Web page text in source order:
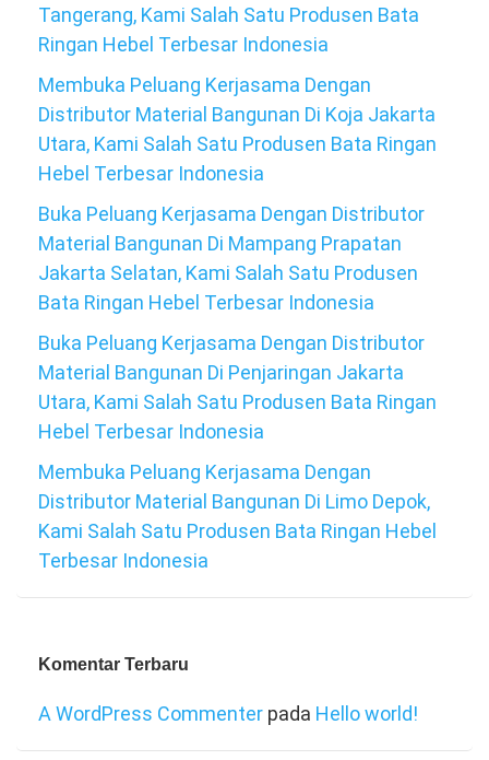
Tangerang, Kami Salah Satu Produsen Bata
Ringan Hebel Terbesar Indonesia
Membuka Peluang Kerjasama Dengan
Distributor Material Bangunan Di Koja Jakarta
Utara, Kami Salah Satu Produsen Bata Ringan
Hebel Terbesar Indonesia
Buka Peluang Kerjasama Dengan Distributor
Material Bangunan Di Mampang Prapatan
Jakarta Selatan, Kami Salah Satu Produsen
Bata Ringan Hebel Terbesar Indonesia
Buka Peluang Kerjasama Dengan Distributor
Material Bangunan Di Penjaringan Jakarta
Utara, Kami Salah Satu Produsen Bata Ringan
Hebel Terbesar Indonesia
Membuka Peluang Kerjasama Dengan
Distributor Material Bangunan Di Limo Depok,
Kami Salah Satu Produsen Bata Ringan Hebel
Terbesar Indonesia
Komentar Terbaru
A WordPress Commenter pada Hello world!